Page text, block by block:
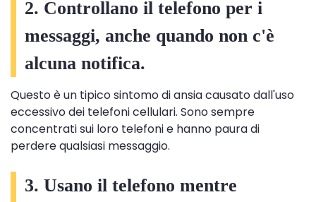
2. Controllano il telefono per i
messaggi, anche quando non c'è
alcuna notifica.
Questo è un tipico sintomo di ansia causato dall'uso
eccessivo dei telefoni cellulari. Sono sempre
concentrati sui loro telefoni e hanno paura di
perdere qualsiasi messaggio.
3. Usano il telefono mentre